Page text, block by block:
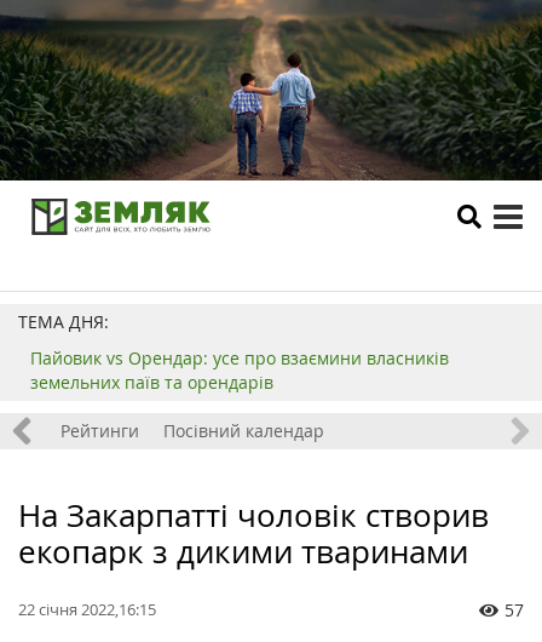
ТЕМА ДНЯ:
Пайовик vs Орендар: усе про взаємини власників
земельних паїв та орендарів
Рейтинги Посівний календар
На Закарпатті чоловік створив
екопарк з дикими тваринами
22 січня 2022,16:15 57